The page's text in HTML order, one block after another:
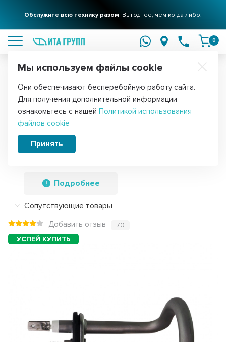
Обслужите всю технику разом Выгоднее, чем когда либо!
0
Главная Запчасти для посудомоечных машин ТЭНы для
ТЭН (нагревательный элемент) для
посудомоечной машины Weissgauff,
Midea, Candy, Hansa, 1400Вт, 49037518
Подробнее
Сопутствующие товары
Добавить отзыв 70
Мы используем файлы cookie
Они обеспечивают бесперебойную работу сайта.
Для получения дополнительной информации
ознакомьтесь с нашей Политикой использования
файлов cookie
Принять